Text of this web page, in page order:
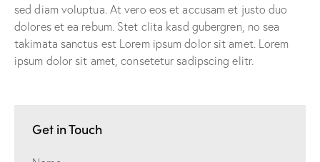
sed diam voluptua. At vero eos et accusam et justo duo
dolores et ea rebum. Stet clita kasd gubergren, no sea
takimata sanctus est Lorem ipsum dolor sit amet. Lorem
ipsum dolor sit amet, consetetur sadipscing elitr.
Get in Touch